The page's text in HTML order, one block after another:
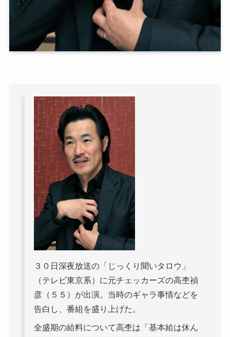
３０日深夜放送の「じっくり聞いタロウ」
（テレビ東京系）に元チェッカーズの高杢禎
彦（５５）が出演。当時のギャラ事情などを
告白し、番組を盛り上げた。
全盛期の給料について高杢は「基本給は休ん